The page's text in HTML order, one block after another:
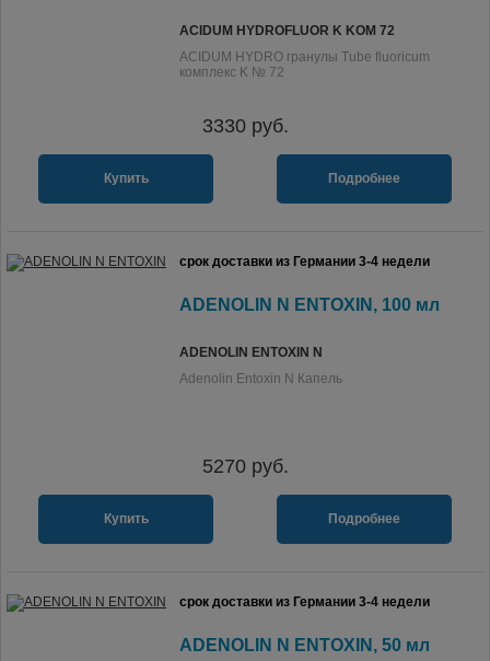
ACIDUM HYDROFLUOR K KOM 72
ACIDUM HYDRO гранулы Tube fluoricum
комплекс K № 72
3330руб.
Купить Подробнее
срок доставки из Германии 3-4 недели
ADENOLIN N ENTOXIN, 100 мл
ADENOLIN ENTOXIN N
Adenolin Entoxin N Капель
5270руб.
Купить Подробнее
срок доставки из Германии 3-4 недели
ADENOLIN N ENTOXIN, 50 мл